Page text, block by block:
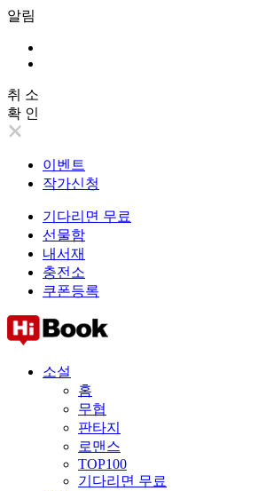
알림
취 소
확 인
이벤트
작가신청
기다리면 무료
선물함
내서재
충전소
쿠폰등록
소설
홈
무협
판타지
로맨스
TOP100
기다리면 무료